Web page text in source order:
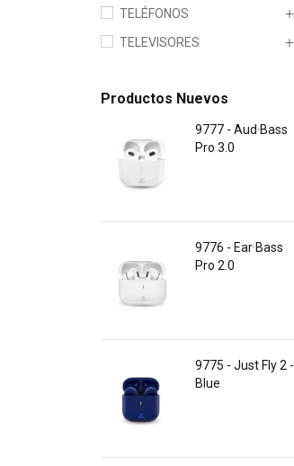
TELÉFONOS
TELEVISORES
Productos Nuevos
9777 - Aud·Bass
Pro 3.0
9776 - Ear·Bass
Pro 2.0
9775 - Just Fly 2 -
Blue